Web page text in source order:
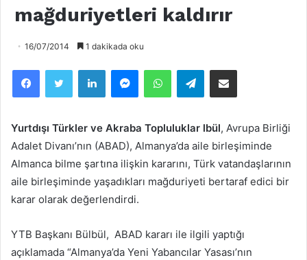
mağduriyetleri kaldırır
16/07/2014 1 dakikada oku
Telegram
Yurtdışı Türkler ve Akraba Topluluklar lbül, Avrupa Birliği
Adalet Divanı’nın (ABAD), Almanya’da aile birleşiminde
Almanca bilme şartına ilişkin kararını, Türk vatandaşlarının
aile birleşiminde yaşadıkları mağduriyeti bertaraf edici bir
karar olarak değerlendirdi.
YTB Başkanı Bülbül, ABAD kararı ile ilgili yaptığı
açıklamada “Almanya’da Yeni Yabancılar Yasası’nın